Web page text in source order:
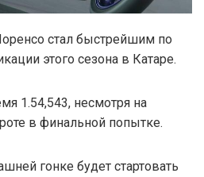
стал быстрейшим по
этого сезона в Катаре.
1.54,543, несмотря на
в финальной попытке.
гонке будет стартовать